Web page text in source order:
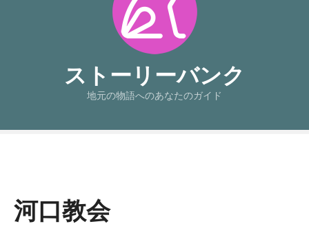
ストーリーバンク
地元の物語へのあなたのガイド
河口教会